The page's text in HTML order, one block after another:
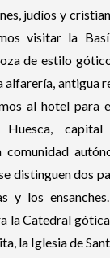
judíos y
visitar la
de estilo
alfarería, antigua
al hotel para
Huesca,
comunidad
distinguen dos
y los
la Catedral
la Iglesia de